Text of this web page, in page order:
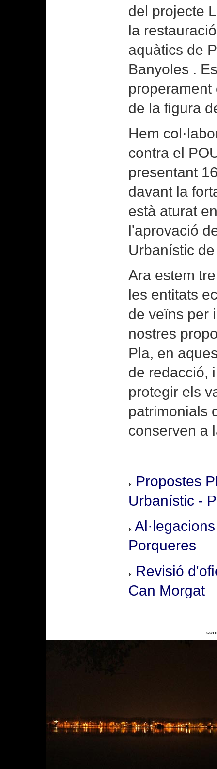
del projecte
la
aquàtics de
Banyoles .
properament
de la figura
Hem
contra el
presentant
davant la
està aturat
l'aprovació
Urbanístic
Ara estem
les entitats
de veïns per
nostres
Pla, en
de redacció,
protegir els
patrimonials
conserven a
Propostes
Urbanístic -
Porqueres
Revisió
Can Morgat